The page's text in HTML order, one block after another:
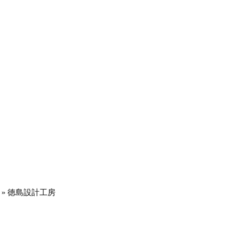
» 徳島設計工房